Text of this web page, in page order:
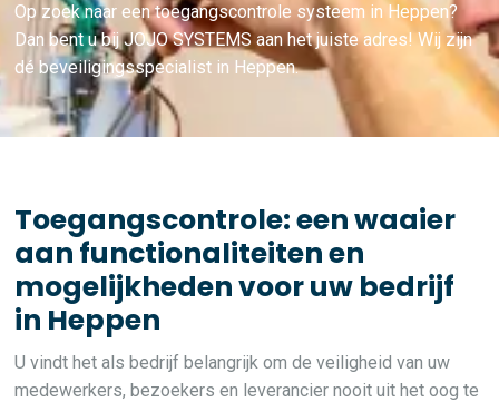
Op zoek naar een toegangscontrole systeem in Heppen?
Dan bent u bij JOJO SYSTEMS aan het juiste adres! Wij zijn
dé beveiligingsspecialist in Heppen.
Toegangscontrole: een waaier
aan functionaliteiten en
mogelijkheden voor uw bedrijf
in Heppen
U vindt het als bedrijf belangrijk om de veiligheid van uw
medewerkers, bezoekers en leverancier nooit uit het oog te